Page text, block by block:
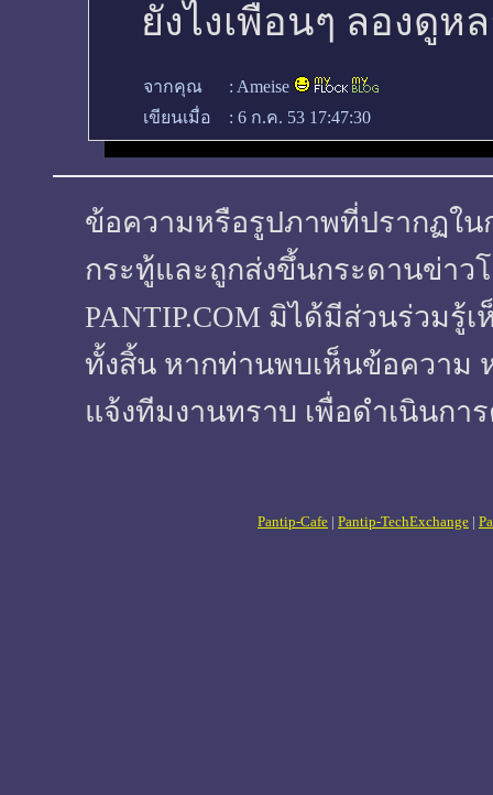
ยังไงเพื่อนๆ ลองดู
จากคุณ : Ameise
เขียนเมื่อ
: 6 ก.ค. 53 17:47:30
ข้อความหรือรูปภาพที่ปรากฏใน
กระทู้และถูกส่งขึ้นกระดานข่า
PANTIP.COM มิได้มีส่วนร่วมรู้
ทั้งสิ้น หากท่านพบเห็นข้อความ
แจ้งทีมงานทราบ เพื่อดำเนินกา
Pantip-Cafe | Pantip-TechExchange |